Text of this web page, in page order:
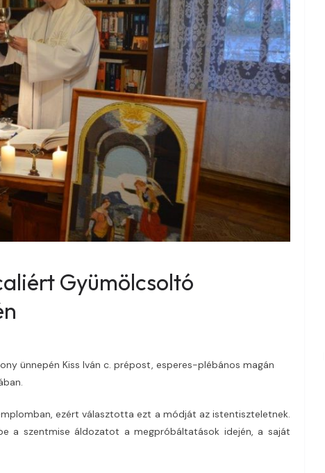
Gyümölcsoltó
ünnepén Kiss Iván c. prépost, esperes-plébános magán
ezért választotta ezt a módját az istentiszteletnek.
a szentmise áldozatot a megpróbáltatások idején, a saját